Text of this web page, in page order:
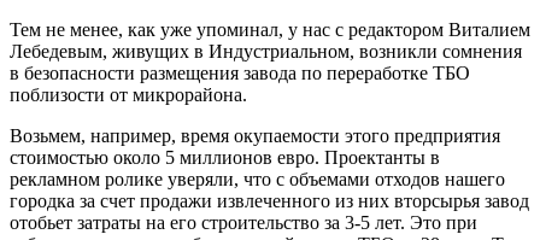
Тем не менее, как уже упоминал, у нас с редактором Виталием
Лебедевым, живущих в Индустриальном, возникли сомнения
в безопасности размещения завода по переработке ТБО
поблизости от микрорайона.
Возьмем, например, время окупаемости этого предприятия
стоимостью около 5 миллионов евро. Проектанты в
рекламном ролике уверяли, что с объемами отходов нашего
городка за счет продажи извлеченного из них вторсырья завод
отобьет затраты на его строительство за 3-5 лет. Это при